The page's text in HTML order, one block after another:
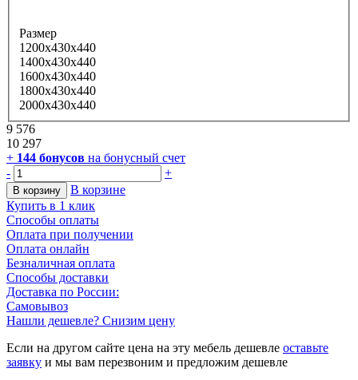
Размер
1200x430x440
1400x430x440
1600x430x440
1800x430x440
2000x430x440
9 576
10 297
+ 144 бонусов на бонусный счет
-
+
В корзину
В корзине
Купить в 1 клик
Способы оплаты
Оплата при получении
Оплата онлайн
Безналичная оплата
Способы доставки
Доставка по России:
Самовывоз
Нашли дешевле? Снизим цену
Если на другом сайте цена на эту мебель дешевле оставьте
заявку и мы вам перезвоним и предложим дешевле